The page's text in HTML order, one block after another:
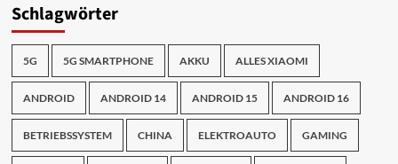
Schlagwörter
5G 5G SMARTPHONE AKKU ALLES XIAOMI
ANDROID ANDROID 14 ANDROID 15 ANDROID 16
BETRIEBSSYSTEM CHINA ELEKTROAUTO GAMING